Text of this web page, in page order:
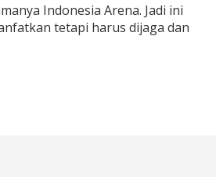
Indonesia Arena. Jadi ini
tetapi harus dijaga dan